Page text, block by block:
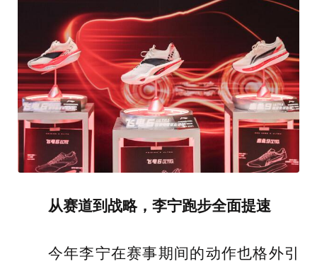
从赛道到战略，李宁跑步全面提速
今年李宁在赛事期间的动作也格外引